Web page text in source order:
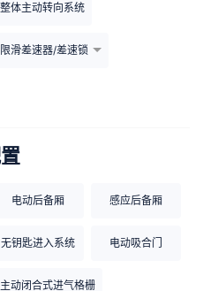
整体主动转向系统
限滑差速器/差速锁
电动后备厢 感应后备厢
无钥匙进入系统 电动吸合门
主动闭合式进气格栅